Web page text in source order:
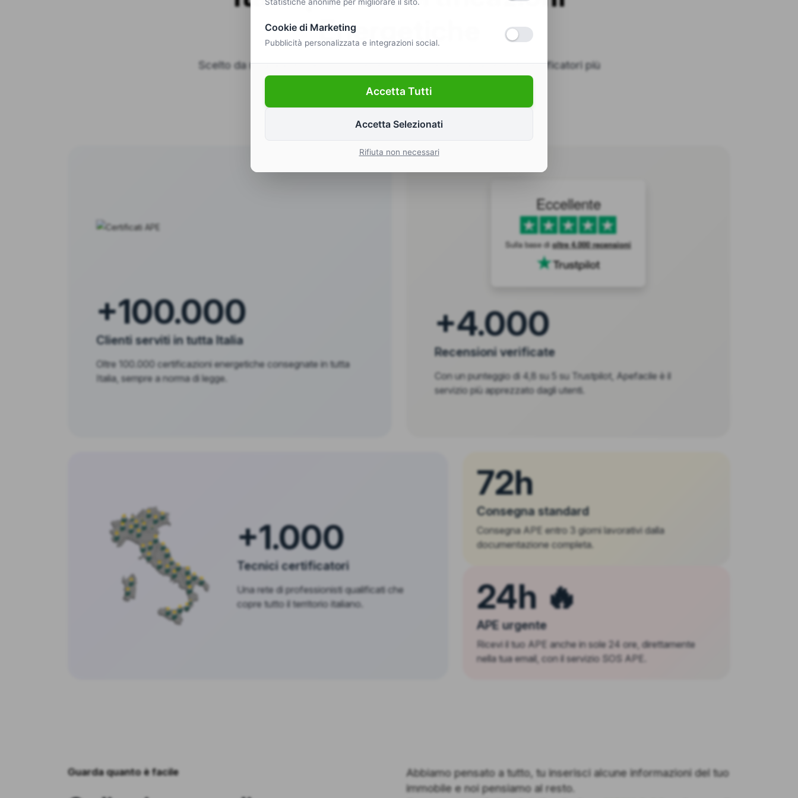
Energetiche
Scelto da migliaia di clienti, con recensioni eccellenti e la rete di certificatori più
+100.000
Clienti serviti in tutta Italia
Oltre 100.000 certificazioni energetiche consegnate in tutta
Italia, sempre a norma di legge.
Eccellente
Sulla base dioltre 4.000 recensioni
+4.000
Recensioni verificate
Con un punteggio di 4,8 su 5 su Trustpilot, Apefacile è il
servizio più apprezzato dagli utenti.
+1.000
Tecnici certificatori
Una rete di professionisti qualificati che
copre tutto il territorio italiano.
72h
Consegna standard
Consegna APE entro 3 giorni lavorativi dalla
documentazione completa.
24h 🔥
APE urgente
Ricevi il tuo APE anche in sole 24 ore, direttamente
nella tua email, con il servizio SOS APE.
Guarda quanto è facile
Abbiamo pensato a tutto, tu inserisci alcune informazioni del tuo
immobile e noi pensiamo al resto.
Cookie di Marketing
Pubblicità personalizzata e integrazioni social.
Accetta Tutti
Accetta Selezionati
Rifiuta non necessari